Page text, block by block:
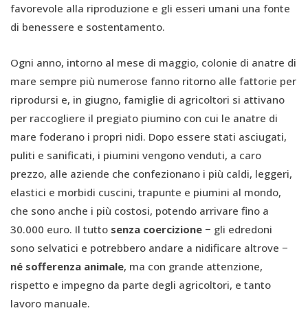
favorevole alla riproduzione e gli esseri umani una fonte
di benessere e sostentamento.
Ogni anno, intorno al mese di maggio, colonie di anatre di
mare sempre più numerose fanno ritorno alle fattorie per
riprodursi e, in giugno, famiglie di agricoltori si attivano
per raccogliere il pregiato piumino con cui le anatre di
mare foderano i propri nidi. Dopo essere stati asciugati,
puliti e sanificati, i piumini vengono venduti, a caro
prezzo, alle aziende che confezionano i più caldi, leggeri,
elastici e morbidi cuscini, trapunte e piumini al mondo,
che sono anche i più costosi, potendo arrivare fino a
30.000 euro. Il tutto senza coercizione − gli edredoni
sono selvatici e potrebbero andare a nidificare altrove −
né sofferenza animale, ma con grande attenzione,
rispetto e impegno da parte degli agricoltori, e tanto
lavoro manuale.